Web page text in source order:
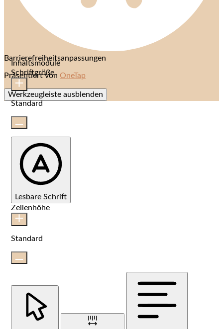
Barrierefreiheitsanpassungen
Präsentiert von OneTap
Werkzeugleiste ausblenden
Inhaltsmodule
Schriftgröße
Standard
Lesbare Schrift
Zeilenhöhe
Standard